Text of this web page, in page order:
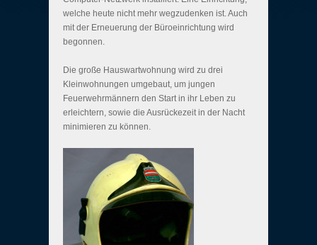
welche heute nicht mehr wegzudenken ist. Auch
mit der Erneuerung der Büroeinrichtung wird
begonnen.
Die große Hauswartwohnung wird zu drei
Kleinwohnungen umgebaut, um jungen
Feuerwehrmännern den Start in ihr Leben zu
erleichtern, sowie die Ausrückezeit in der Nacht
minimieren zu können.